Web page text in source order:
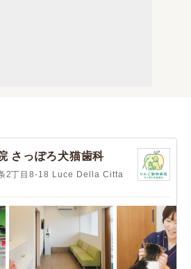
さっぽろ犬猫歯科
2丁目8-18 Luce Della Citta